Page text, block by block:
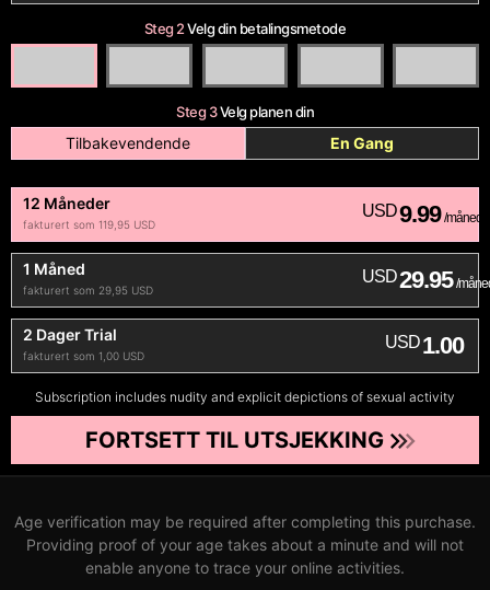
Steg 2Velg din betalingsmetode
Steg 3Velg planen din
Tilbakevendende En Gang
12 Måneder
fakturert som 119,95 USD
USD9.99 /måned
1 Måned
fakturert som 29,95 USD
USD29.95 /
2 Dager Trial
fakturert som 1,00 USD
USD1.00
Subscription includes nudity and explicit depictions of sexual activity
FORTSETT TIL UTSJEKKING
Age verification may be required after completing this purchase.
Providing proof of your age takes about a minute and will not
enable anyone to trace your online activities.